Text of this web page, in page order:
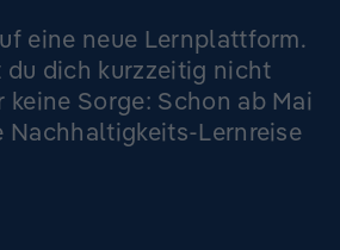
eine neue Lernplattform.
du dich kurzzeitig nicht
Sorge: Schon ab Mai
Nachhaltigkeits-Lernreise